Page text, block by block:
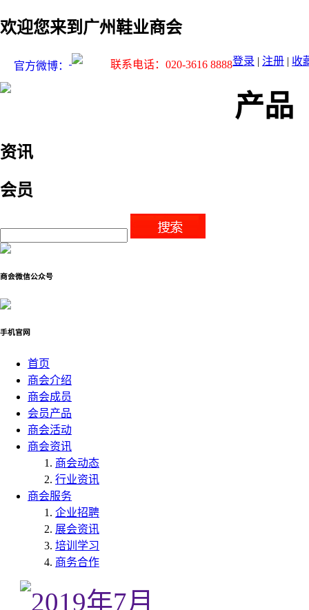
欢迎您来到广州鞋业商会
官方微博： 联系电话：020-3616 8888登录 | 注册 | 收
产品
资讯
会员
商会微信公众号
手机官网
首页
商会介绍
商会成员
会员产品
商会活动
商会资讯
商会动态
行业资讯
商会服务
企业招聘
展会资讯
培训学习
商务合作